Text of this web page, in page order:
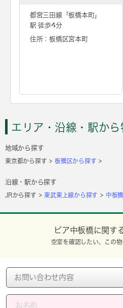
都営三田線「板橋本町」
駅 徒歩4分
住所：板橋区宮本町
エリア・沿線・駅か
地域から探す
東京都から探す 板橋区から探す
沿線・駅から探す
JRから探す 東武東上線から探す 中板
ピア中板橋に関す
空室を確認したい、この